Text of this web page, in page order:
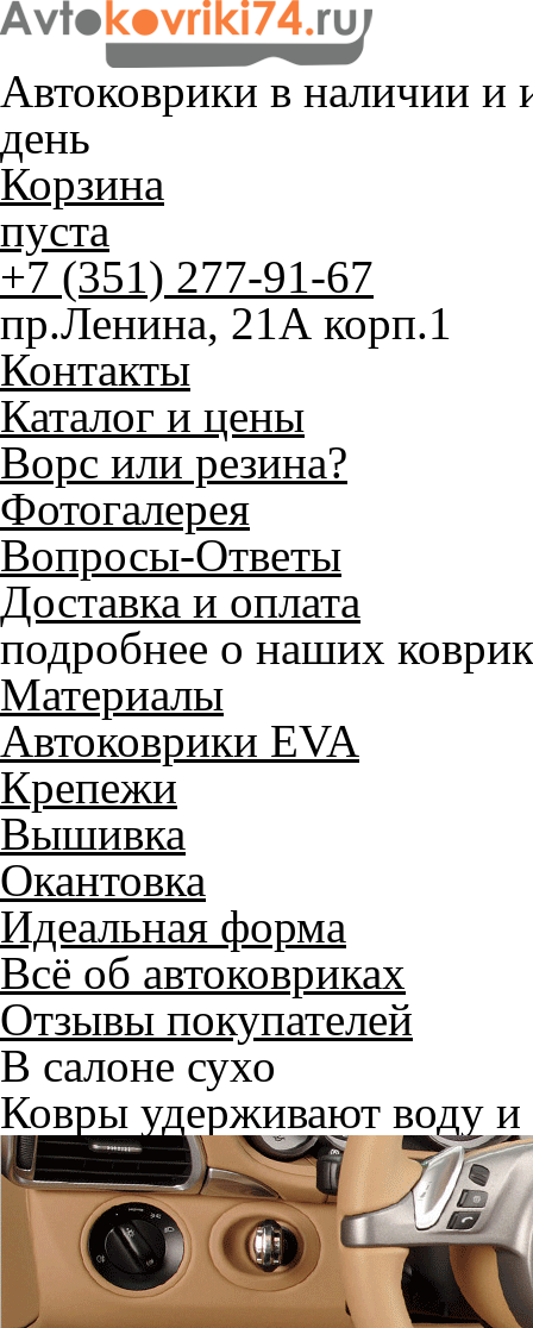
Автоковрики в наличии и
день
Корзина
пуста
+7 (351) 277-91-67
пр.Ленина, 21А корп.1
Контакты
Каталог и цены
Ворс или резина?
Фотогалерея
Вопросы-Ответы
Доставка и оплата
подробнее о наших
Материалы
Автоковрики EVA
Крепежи
Вышивка
Окантовка
Идеальная форма
Всё об автоковриках
Отзывы покупателей
В салоне сухо
Ковры удерживают воду и